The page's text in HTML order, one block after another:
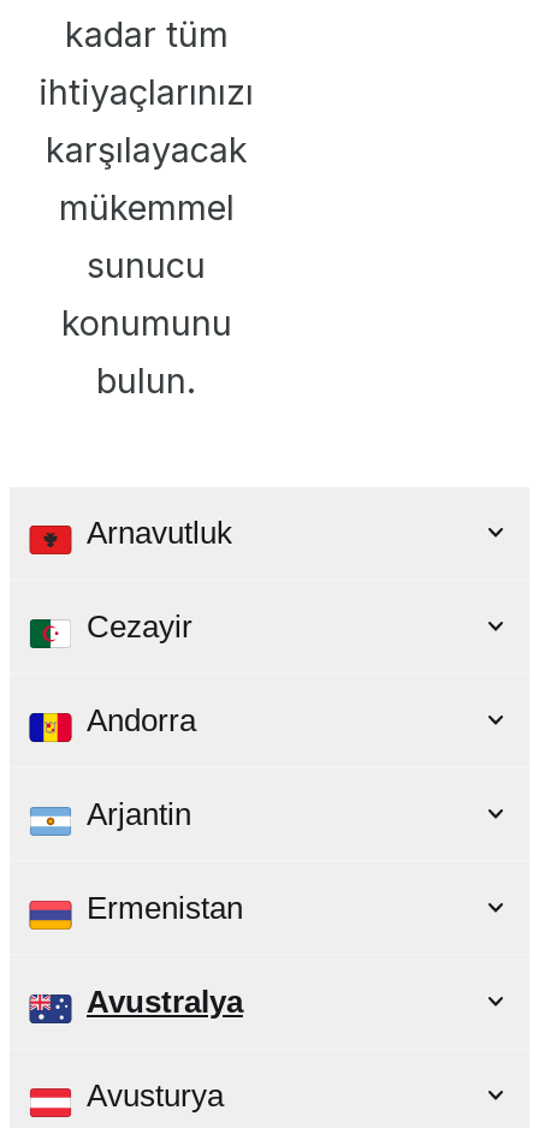
kadar tüm
ihtiyaçlarınızı
karşılayacak
mükemmel
sunucu
konumunu
bulun.
Arnavutluk
Cezayir
Andorra
Arjantin
Ermenistan
Avustralya
Avusturya